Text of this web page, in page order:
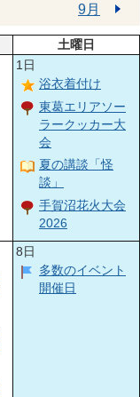
9月
土曜日
1日
浴衣着付け
東葛エリアソー
ラークッカー大
会
夏の講談「怪
談」
手賀沼花火大会
2026
8日
多数のイベント
開催日